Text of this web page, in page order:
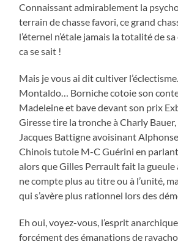
Connaissant admirablement la
terrain de chasse favori, ce grand
l’éternel n’étale jamais la totalité de
ca se sait !
Mais je vous ai dit cultiver
Montaldo… Borniche cotoie son
Madeleine et bave devant son prix
Giresse tire la tronche à Charly
Jacques Battigne avoisinant
Chinois tutoie M-C Guérini en
alors que Gilles Perrault fait la gueule
ne compte plus au titre ou à l’unité,
qui s’avère plus rationnel lors des
Eh oui, voyez-vous, l’esprit
forcément des émanations de